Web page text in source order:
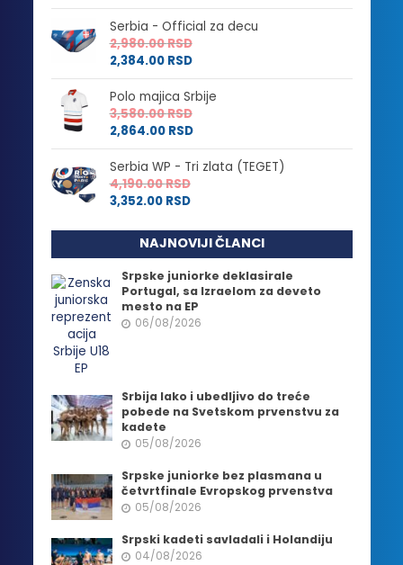
Serbia - Official za decu
2,980.00RSD
2,384.00 RSD
Polo majica Srbije
3,580.00RSD
2,864.00 RSD
Serbia WP - Tri zlata (TEGET)
4,190.00RSD
3,352.00 RSD
NAJNOVIJI ČLANCI
Srpske juniorke deklasirale
Portugal, sa Izraelom za deveto
mesto na EP
06/08/2026
Srbija lako i ubedljivo do treće
pobede na Svetskom prvenstvu za
kadete
05/08/2026
Srpske juniorke bez plasmana u
četvrtfinale Evropskog prvenstva
05/08/2026
Srpski kadeti savladali i Holandiju
04/08/2026